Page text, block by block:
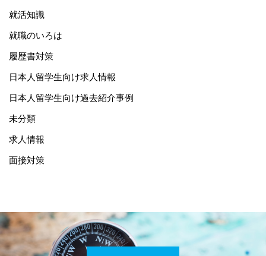
就活知識
就職のいろは
履歴書対策
日本人留学生向け求人情報
日本人留学生向け過去紹介事例
未分類
求人情報
面接対策